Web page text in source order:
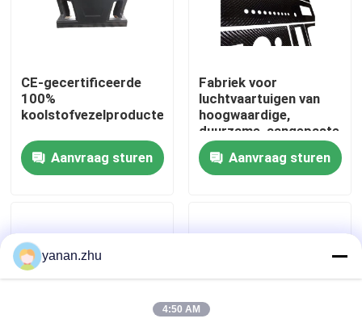
Over ons
Kwaliteitscontrole
Neem contact met ons op
Gevallen
CE-gecertificeerde
100%
koolstofvezelproducten
Aanvraag sturen
Fabriek voor
luchtvaartuigen van
hoogwaardige,
duurzame, aangepaste
koolstofvezels
Aanvraag sturen
yanan.zhu
4:50 AM